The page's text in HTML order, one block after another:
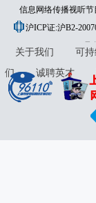
信息网络传播视听节
沪ICP证:沪B2-
31010402000120号
关于我们 可
们
诚聘英才